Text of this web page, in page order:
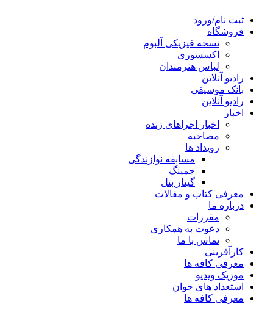
ثبت نام/ورود
فروشگاه
نسخه فیزیکی آلبوم
اکسسوری
لباس هنرمندان
رادیو آنلاین
بانک موسیقی
رادیو آنلاین
اخبار
اخبار اجراهای زنده
مصاحبه
رویداد ها
مسابقه نوازندگی
جمینگ
گیتار بتل
معرفی کتاب و مقالات
درباره ما
مقررات
دعوت به همکاری
تماس با ما
کارآفرینی
معرفی کافه ها
موزیک ویدیو
استعداد های جوان
معرفی کافه ها